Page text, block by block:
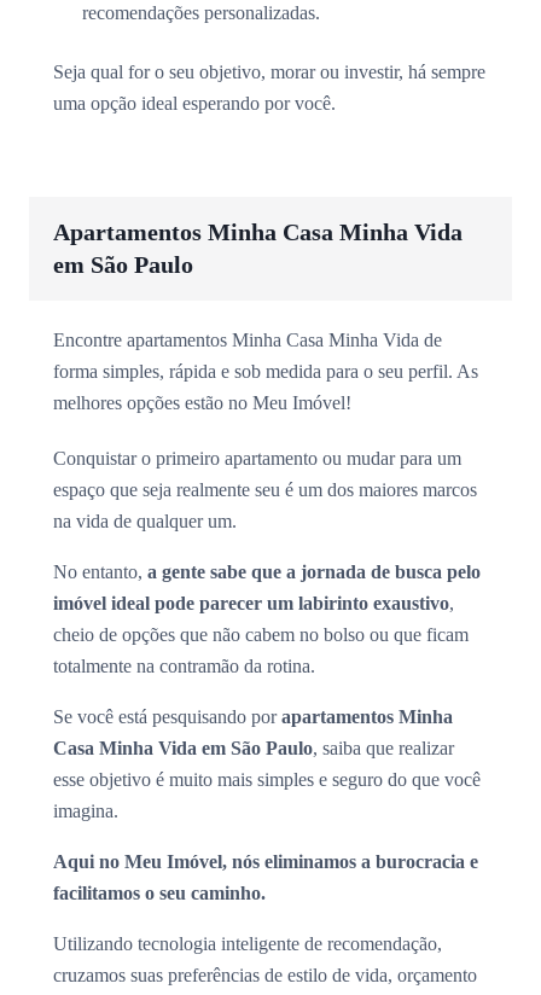
recomendações personalizadas.
Seja qual for o seu objetivo, morar ou investir, há sempre
uma opção ideal esperando por você.
Apartamentos Minha Casa Minha Vida
em São Paulo
Encontre apartamentos Minha Casa Minha Vida de
forma simples, rápida e sob medida para o seu perfil. As
melhores opções estão no Meu Imóvel!
Conquistar o primeiro apartamento ou mudar para um
espaço que seja realmente seu é um dos maiores marcos
na vida de qualquer um.
No entanto, a gente sabe que a jornada de busca pelo
imóvel ideal pode parecer um labirinto exaustivo,
cheio de opções que não cabem no bolso ou que ficam
totalmente na contramão da rotina.
Se você está pesquisando porapartamentos Minha
Casa Minha Vida em São Paulo, saiba que realizar
esse objetivo é muito mais simples e seguro do que você
imagina.
Aqui no Meu Imóvel, nós eliminamos a burocracia e
facilitamos o seu caminho.
Utilizando tecnologia inteligente de recomendação,
cruzamos suas preferências de estilo de vida, orçamento